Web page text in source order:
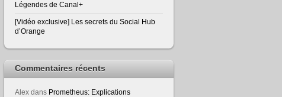
Légendes de Canal+
[Vidéo exclusive] Les secrets du Social Hub
d’Orange
Commentaires récents
Alex dans Prometheus: Explications